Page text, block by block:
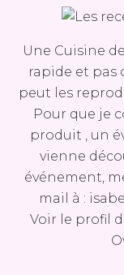
Une Cuisine
rapide et pas
peut les
Pour que je
produit , un
vienne
événement,
mail à :
Voir le profil